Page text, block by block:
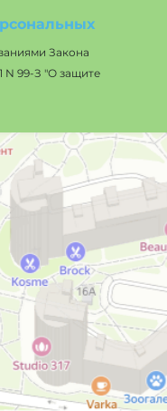
Закона
N 99-З "О защите